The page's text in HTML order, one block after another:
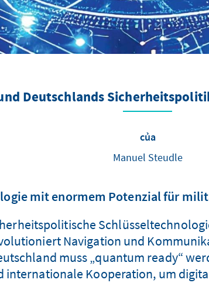
Deutschlands
của
Manuel Steudle
mit enormem Potenzial für
Navigation und
muss „quantum ready“
Kooperation, um